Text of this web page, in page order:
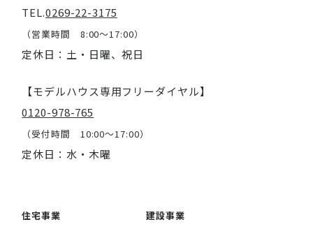
TEL.0269-22-3175
（営業時間 8:00～17:00）
定休日：土・日曜、祝日
【モデルハウス専用フリーダイヤル】
0120-978-765
（受付時間 10:00～17:00）
定休日：水・木曜
住宅事業 建設事業